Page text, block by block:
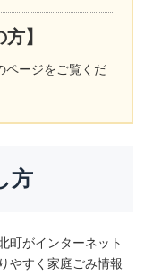
】
ページをご覧くだ
方
町がインターネット
やすく家庭ごみ情報